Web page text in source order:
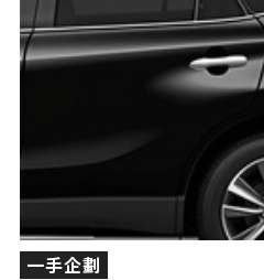
一手企劃